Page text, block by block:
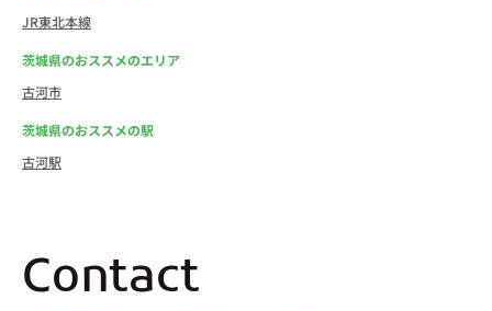
JR東北本線
茨城県のおススメのエリア
古河市
茨城県のおススメの駅
古河駅
Contact